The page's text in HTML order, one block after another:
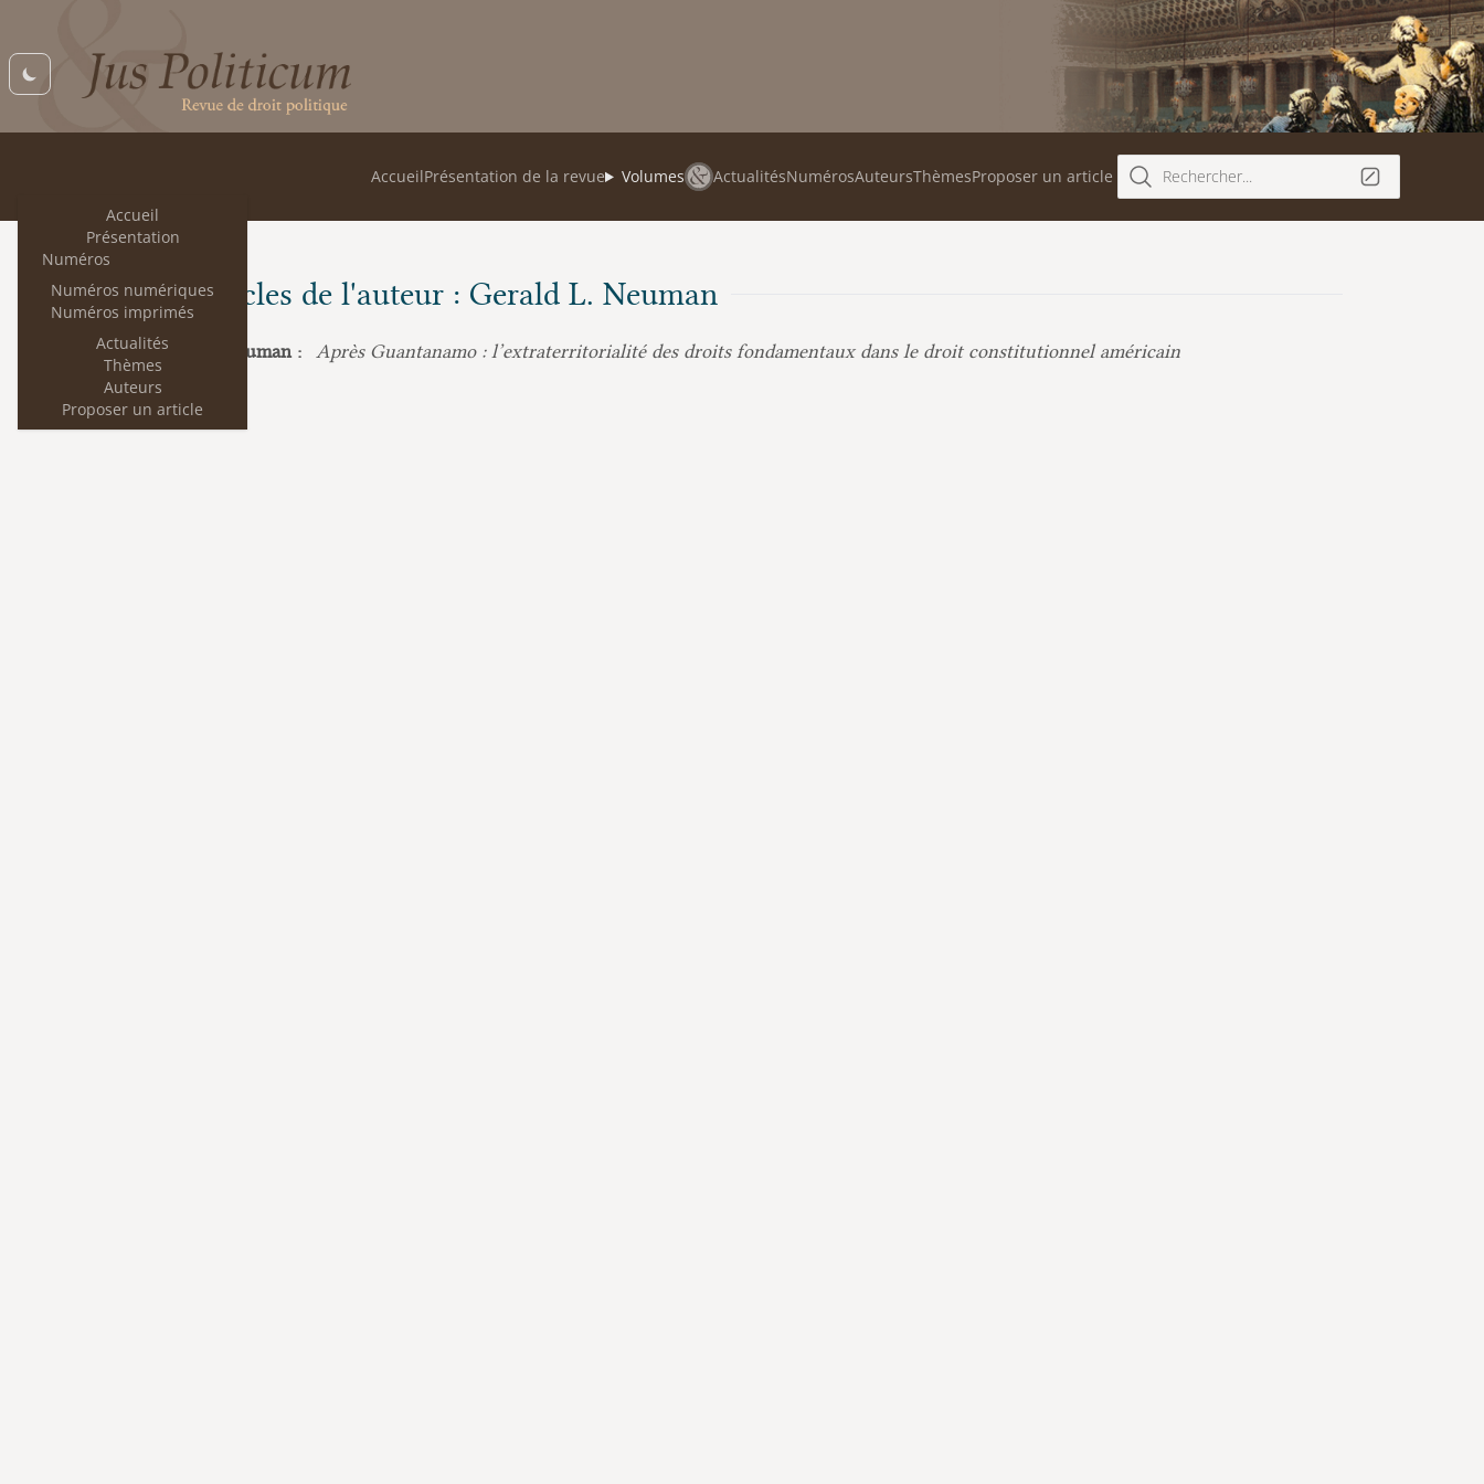
Accueil
Présentation
Numéros
Numéros numériques
Numéros imprimés
Actualités
Thèmes
Auteurs
Proposer un article
AccueilPrésentation de la revue Volumes ActualitésNumérosAuteursThèmesProposer un article Rechercher...
Les articles de l'auteur : Gerald L. Neuman
Gerald L. Neuman : Après Guantanamo : l’extraterritorialité des droits fondamentaux dans le droit constitutionnel américain